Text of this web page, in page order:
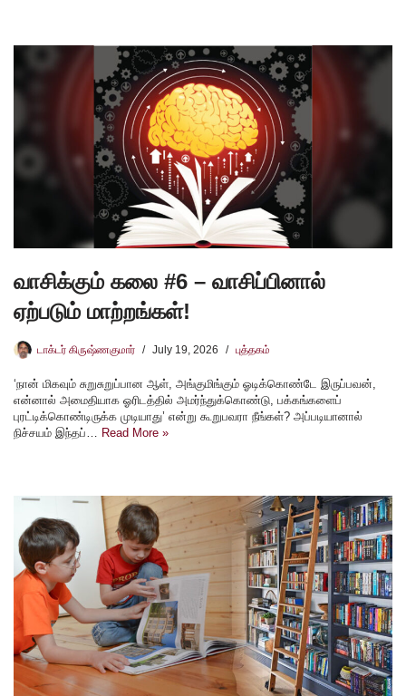
வாசிக்கும் கலை #6 – வாசிப்பினால்
ஏற்படும் மாற்றங்கள்!
டாக்டர் கிருஷ்ணகுமார் July 19, 2026 புத்தகம்
‘நான் மிகவும் சுறுசுறுப்பான ஆள், அங்குமிங்கும் ஓடிக்கொண்டே இருப்பவன்,
என்னால் அமைதியாக ஓரிடத்தில் அமர்ந்துக்கொண்டு, பக்கங்களைப்
புரட்டிக்கொண்டிருக்க முடியாது’ என்று கூறுபவரா நீங்கள்? அப்படியானால்
நிச்சயம் இந்தப்… Read More »